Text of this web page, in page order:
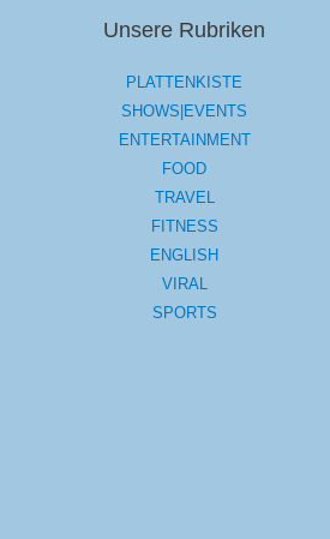
Unsere Rubriken
PLATTENKISTE
SHOWS|EVENTS
ENTERTAINMENT
FOOD
TRAVEL
FITNESS
ENGLISH
VIRAL
SPORTS